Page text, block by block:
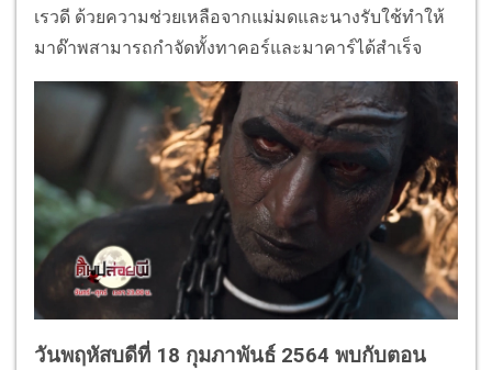
เรวดี ด้วยความช่วยเหลือจากแม่มดและนางรับใช้ทำให้
มาด๊าพสามารถกำจัดทั้งทาคอร์และมาคาร์ได้สำเร็จ
วันพฤหัสบดีที่ 18 กุมภาพันธ์ 2564 พบกับตอน